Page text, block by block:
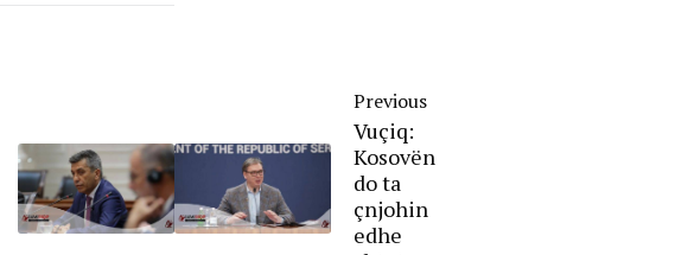
Previous
Vuçiq:
Kosovën
do ta
çnjohin
edhe